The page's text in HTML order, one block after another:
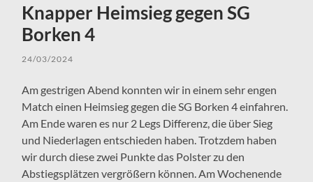
Knapper Heimsieg gegen SG
Borken 4
24/03/2024
Am gestrigen Abend konnten wir in einem sehr engen
Match einen Heimsieg gegen die SG Borken 4 einfahren.
Am Ende waren es nur 2 Legs Differenz, die über Sieg
und Niederlagen entschieden haben. Trotzdem haben
wir durch diese zwei Punkte das Polster zu den
Abstiegsplätzen vergrößern können. Am Wochenende